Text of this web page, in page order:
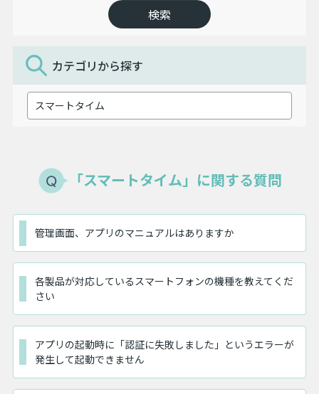
カテゴリから探す
「スマートタイム」に関する質問
管理画面、アプリのマニュアルはありますか
各製品が対応しているスマートフォンの機種を教えてくだ
さい
アプリの起動時に「認証に失敗しました」というエラーが
発生して起動できません